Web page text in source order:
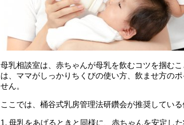
母乳相談室は、赤ちゃんが母乳を飲むコツを掴む
は、ママがしっかりちくびの使い方、飲ませ方の
せん。
ここでは、桶谷式乳房管理法研鑽会が推奨してい
1. 母乳をあげるときと同様に、赤ちゃんを安定した